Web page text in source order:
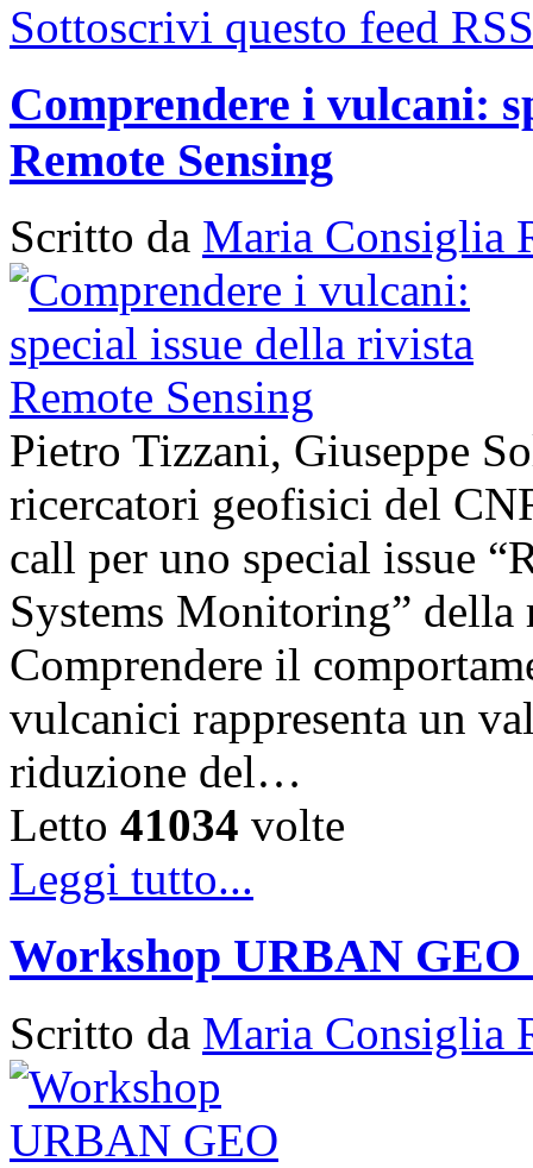
Sottoscrivi questo feed RSS
Comprendere i vulcani:
Remote Sensing
Scritto da Maria Consiglia
Pietro Tizzani, Giuseppe
ricercatori geofisici del
call per uno special issue
Systems Monitoring”
Comprendere il
vulcanici rappresenta un
riduzione del…
Letto 41034 volte
Leggi tutto...
Workshop URBAN
Scritto da Maria Consiglia